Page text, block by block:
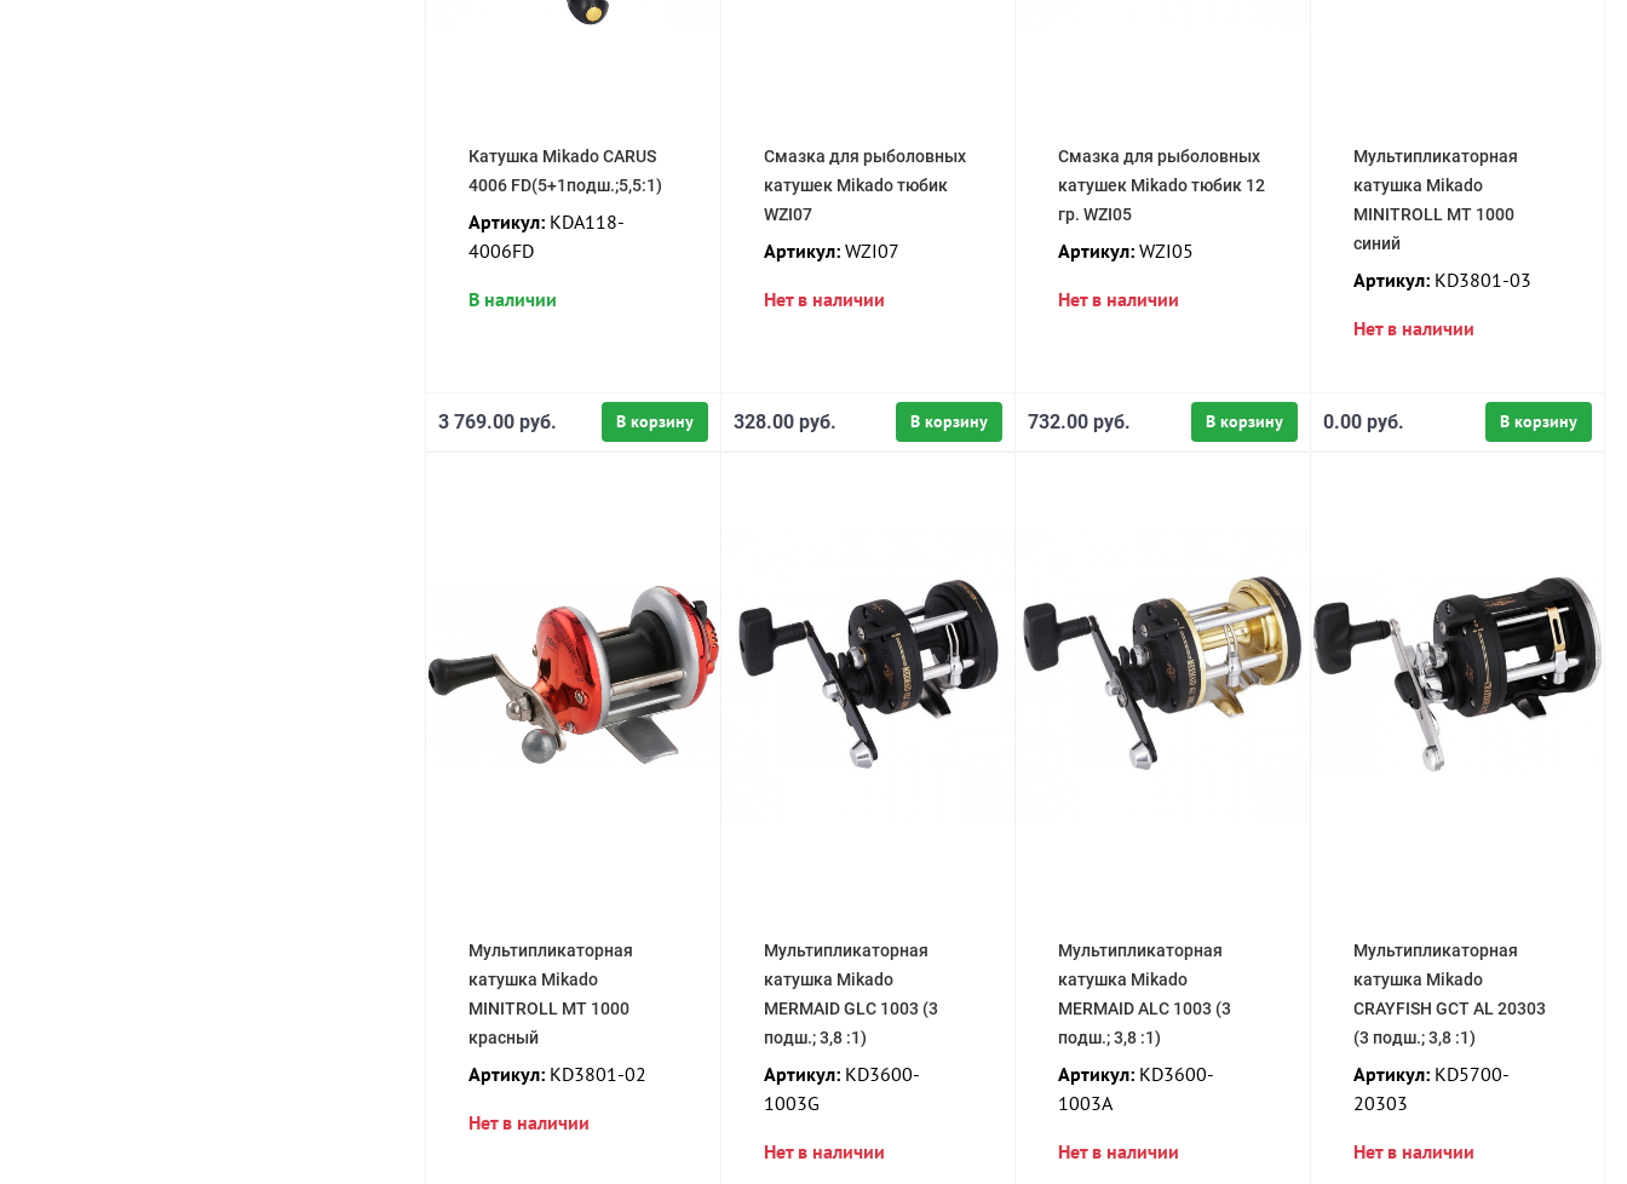
Катушка Mikado CARUS
4006 FD(5+1подш.;5,5:1)
Артикул: KDA118-
4006FD
В наличии
В корзину
3 769.00 руб.
Смазка для рыболовных
катушек Mikado тюбик
WZI07
Артикул:WZI07
Нет в наличии
В корзину
328.00 руб.
Смазка для рыболовных
катушек Mikado тюбик 12
гр. WZI05
Артикул: WZI05
Нет в наличии
В корзину
732.00 руб.
Мультипликаторная
катушка Mikado
MINITROLL MT 1000
синий
Артикул:KD3801-03
Нет в наличии
В корзину
0.00 руб.
Мультипликаторная
катушка Mikado
MINITROLL MT 1000
красный
Артикул: KD3801-02
Нет в наличии
Мультипликаторная
катушка Mikado
MERMAID GLC 1003 (3
подш.; 3,8 :1)
Артикул:KD3600-
1003G
Нет в наличии
Мультипликаторная
катушка Mikado
MERMAID ALC 1003 (3
подш.; 3,8 :1)
Артикул: KD3600-
1003A
Нет в наличии
Мультипликаторная
катушка Mikado
CRAYFISH GCT AL 20303
(3 подш.; 3,8 :1)
Артикул:KD5700-
20303
Нет в наличии